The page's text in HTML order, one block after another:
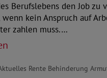
Berufslebens den Job zu
wenn kein Anspruch auf
zahlen muss.…
Rente Behinderung